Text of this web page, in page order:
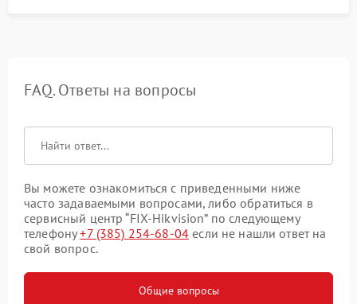
FAQ. Ответы на вопросы
Вы можете ознакомиться с приведенными ниже
часто задаваемыми вопросами, либо обратиться в
сервисный центр “FIX-Hikvision” по следующему
телефону+7 (385) 254-68-04 если не нашли ответ на
свой вопрос.
Общие вопросы